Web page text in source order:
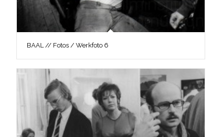
BAAL // Fotos / Werkfoto 6